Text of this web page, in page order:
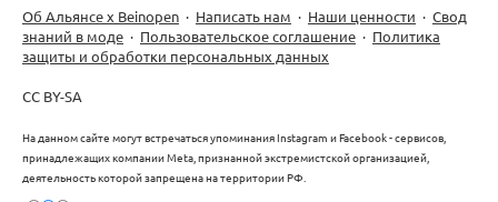
Об Альянсе х Beinopen · Написать нам · Наши ценности · Свод
знаний в моде · Пользовательское соглашение · Политика
защиты и обработки персональных данных
CC BY-SA
На данном сайте могут встречаться упоминания Instagram и Facebook - сервисов,
принадлежащих компании Meta, признанной экстремистской организацией,
деятельность которой запрещена на территории РФ.